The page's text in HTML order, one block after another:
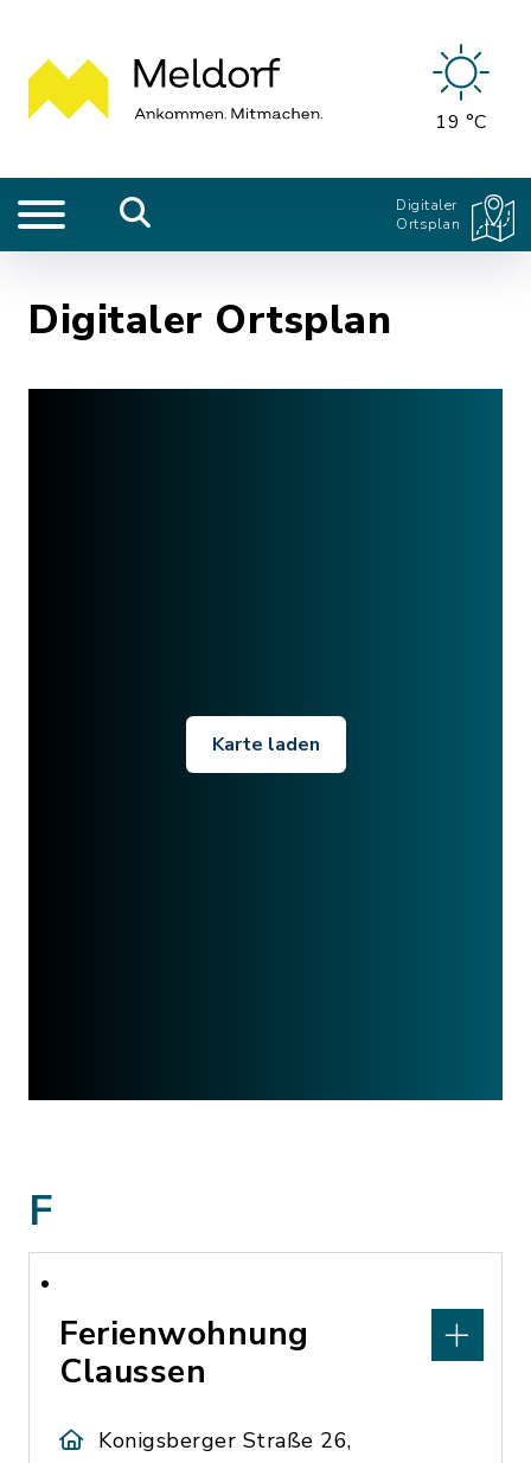
19 °C
Digitaler
Ortsplan
Digitaler Ortsplan
Karte laden
F
Ferienwohnung
Claussen
Konigsberger Straße 26,